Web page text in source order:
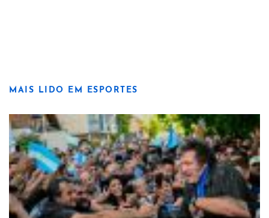
MAIS LIDO EM ESPORTES